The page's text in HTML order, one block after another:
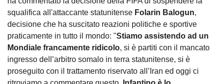
squalifica all'attaccante statunitense Folarin Balogun,
decisione che ha suscitato reazioni politiche e sportive
praticamente in tutto il mondo: "Stiamo assistendo ad un
Mondiale francamente ridicolo, si è partiti con il mancato
ingresso dell’arbitro somalo in terra statunitense, si è
proseguito con il trattamento riservato all’Iran ed oggi ci